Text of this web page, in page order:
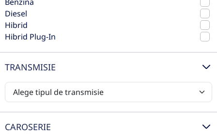
nou
Diesel
Hibrid
Hibrid Plug-In
TRANSMISIE
CAROSERIE